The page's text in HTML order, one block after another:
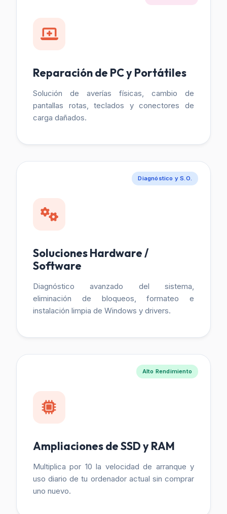
Reparación de PC y Portátiles
Solución de averías físicas, cambio de
pantallas rotas, teclados y conectores de
carga dañados.
Diagnóstico y S.O.
Soluciones Hardware /
Software
Diagnóstico avanzado del sistema,
eliminación de bloqueos, formateo e
instalación limpia de Windows y drivers.
Alto Rendimiento
Ampliaciones de SSD y RAM
Multiplica por 10 la velocidad de arranque y
uso diario de tu ordenador actual sin comprar
uno nuevo.